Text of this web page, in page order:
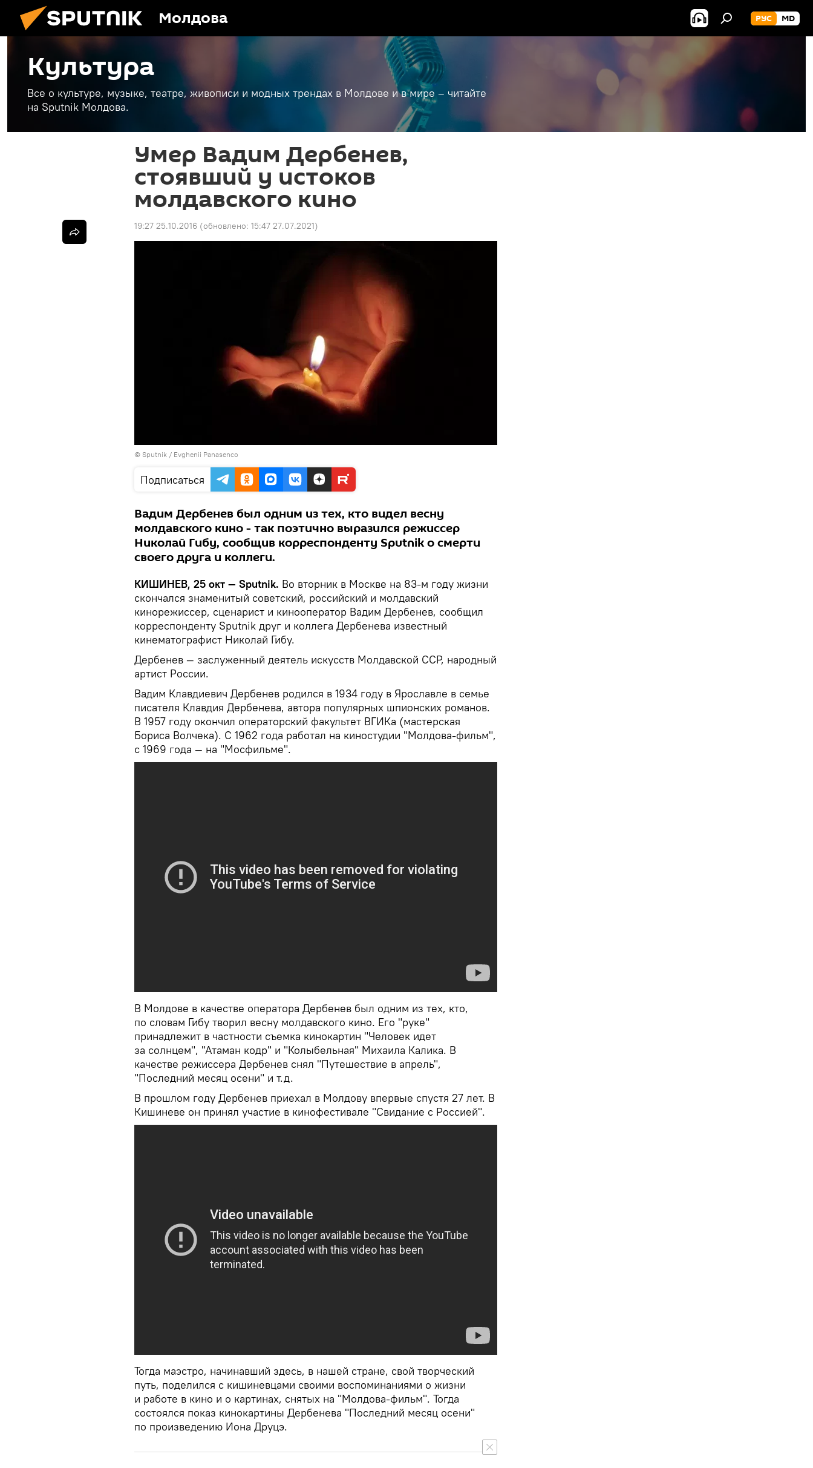
Молдова РУС MD
Культура
Все о культуре, музыке, театре, живописи и модных трендах в Молдове и в мире – читайте
на Sputnik Молдова.
Умер Вадим Дербенев,
стоявший у истоков
молдавского кино
19:27 25.10.2016 (обновлено: 15:47 27.07.2021)
© Sputnik / Evghenii Panasenco
Подписаться
Вадим Дербенев был одним из тех, кто видел весну
молдавского кино - так поэтично выразился режиссер
Николай Гибу, сообщив корреспонденту Sputnik о смерти
своего друга и коллеги.
КИШИНЕВ, 25 окт — Sputnik. Во вторник в Москве на 83-м году жизни
скончался знаменитый советский, российский и молдавский
кинорежиссер, сценарист и кинооператор Вадим Дербенев, сообщил
корреспонденту Sputnik друг и коллега Дербенева известный
кинематографист Николай Гибу.
Дербенев — заслуженный деятель искусств Молдавской ССР, народный
артист России.
Вадим Клавдиевич Дербенев родился в 1934 году в Ярославле в семье
писателя Клавдия Дербенева, автора популярных шпионских романов.
В 1957 году окончил операторский факультет ВГИКа (мастерская
Бориса Волчека). С 1962 года работал на киностудии "Молдова-фильм",
с 1969 года — на "Мосфильме".
В Молдове в качестве оператора Дербенев был одним из тех, кто,
по словам Гибу творил весну молдавского кино. Его "руке"
принадлежит в частности съемка кинокартин "Человек идет
за солнцем", "Атаман кодр" и "Колыбельная" Михаила Калика. В
качестве режиссера Дербенев снял "Путешествие в апрель",
"Последний месяц осени" и т.д.
В прошлом году Дербенев приехал в Молдову впервые спустя 27 лет. В
Кишиневе он принял участие в кинофестивале "Свидание с Россией".
Тогда маэстро, начинавший здесь, в нашей стране, свой творческий
путь, поделился с кишиневцами своими воспоминаниями о жизни
и работе в кино и о картинах, снятых на "Молдова-фильм". Тогда
состоялся показ кинокартины Дербенева "Последний месяц осени"
по произведению Иона Друцэ.